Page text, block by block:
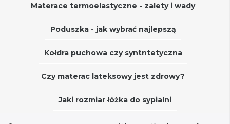
Materace termoelastyczne - zalety i wady
Poduszka - jak wybrać najlepszą
Kołdra puchowa czy syntntetyczna
Czy materac lateksowy jest zdrowy?
Jaki rozmiar łóżka do sypialni